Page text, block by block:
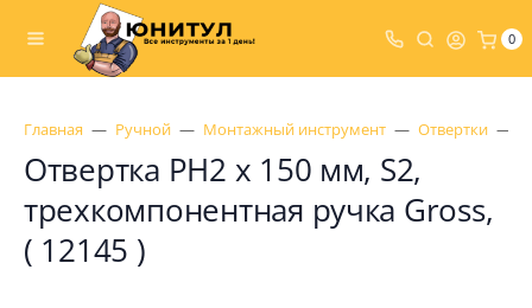
0
Главная Ручной Монтажный инструмент Отвертки
Отвертка PH2 x 150 мм, S2,
трехкомпонентная ручка Gross,
( 12145 )